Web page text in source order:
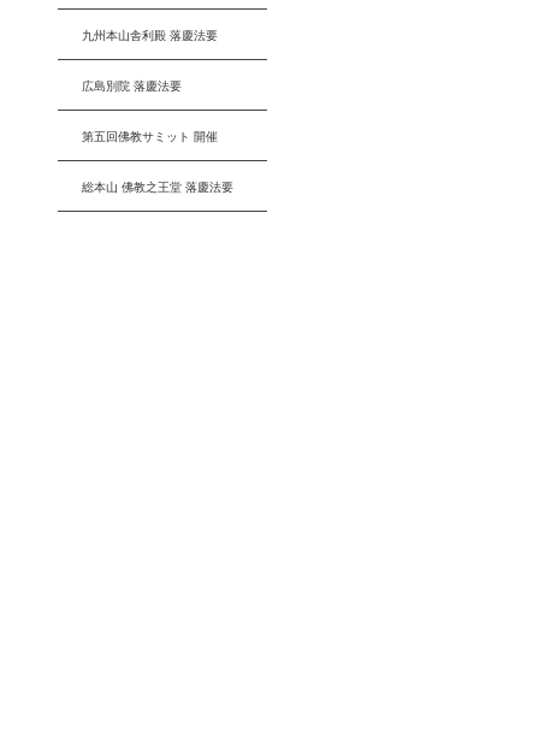
九州本山舎利殿 落慶法要
広島別院 落慶法要
第五回佛教サミット 開催
総本山 佛教之王堂 落慶法要